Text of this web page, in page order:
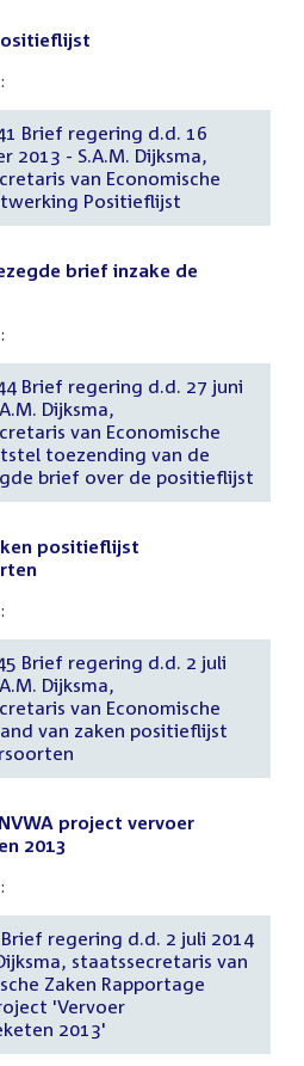
Brief regering d.d. 16
2013 - S.A.M. Dijksma,
van Economische
Positieflijst
brief inzake de
Brief regering d.d. 27 juni
Dijksma,
van Economische
toezending van de
brief over de positieflijst
positieflijst
Brief regering d.d. 2 juli
Dijksma,
van Economische
van zaken positieflijst
project vervoer
2013
regering d.d. 2 juli 2014
staatssecretaris van
Zaken Rapportage
'Vervoer
2013'